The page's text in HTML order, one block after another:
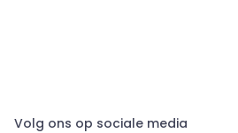
Volg ons op sociale media